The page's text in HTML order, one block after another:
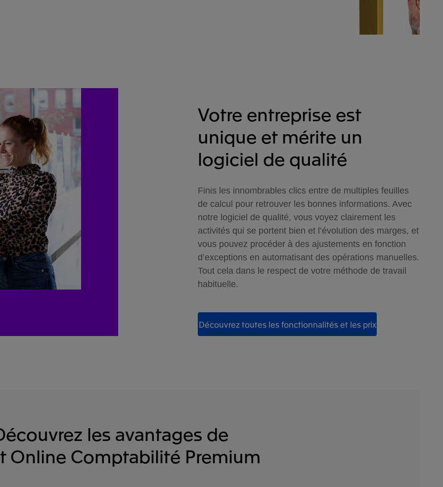
Votre entreprise est
unique et mérite un
logiciel de qualité
Finis les innombrables clics entre de multiples feuilles
de calcul pour retrouver les bonnes informations. Avec
notre logiciel de qualité, vous voyez clairement les
activités qui se portent bien et l’évolution des marges, et
vous pouvez procéder à des ajustements en fonction
d’exceptions en automatisant des opérations manuelles.
Tout cela dans le respect de votre méthode de travail
habituelle.
Découvrez toutes les fonctionnalités et les prix
les avantages de
Online Comptabilité Premium